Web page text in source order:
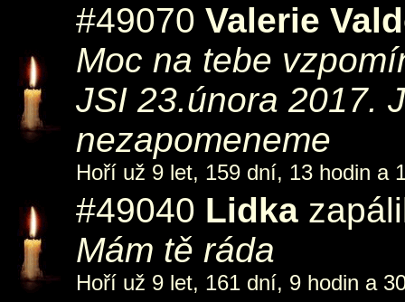
#49070 Valerie
Moc na tebe
JSI 23.února 2017.
nezapomeneme
Hoří už 9 let, 159 dní, 13 hodin a
#49040 Lidka
Mám tě ráda
Hoří už 9 let, 161 dní, 9 hodin a